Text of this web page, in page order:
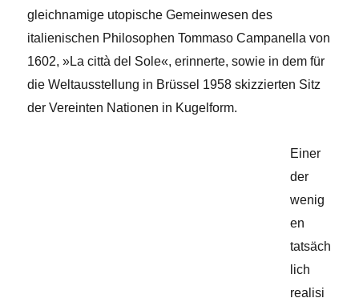
gleichnamige utopische Gemeinwesen des
italienischen Philosophen Tommaso Campanella von
1602, »La città del Sole«, erinnerte, sowie in dem für
die Weltausstellung in Brüssel 1958 skizzierten Sitz
der Vereinten Nationen in Kugelform.
Einer
der
wenig
en
tatsäch
lich
realisi